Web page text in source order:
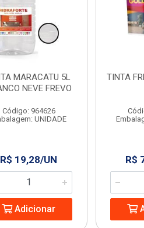
MARACATU 5L
NEVE FREVO
Código: 964626
UNIDADE
R$ 19,28/UN
Adicionar
TINTA
R$